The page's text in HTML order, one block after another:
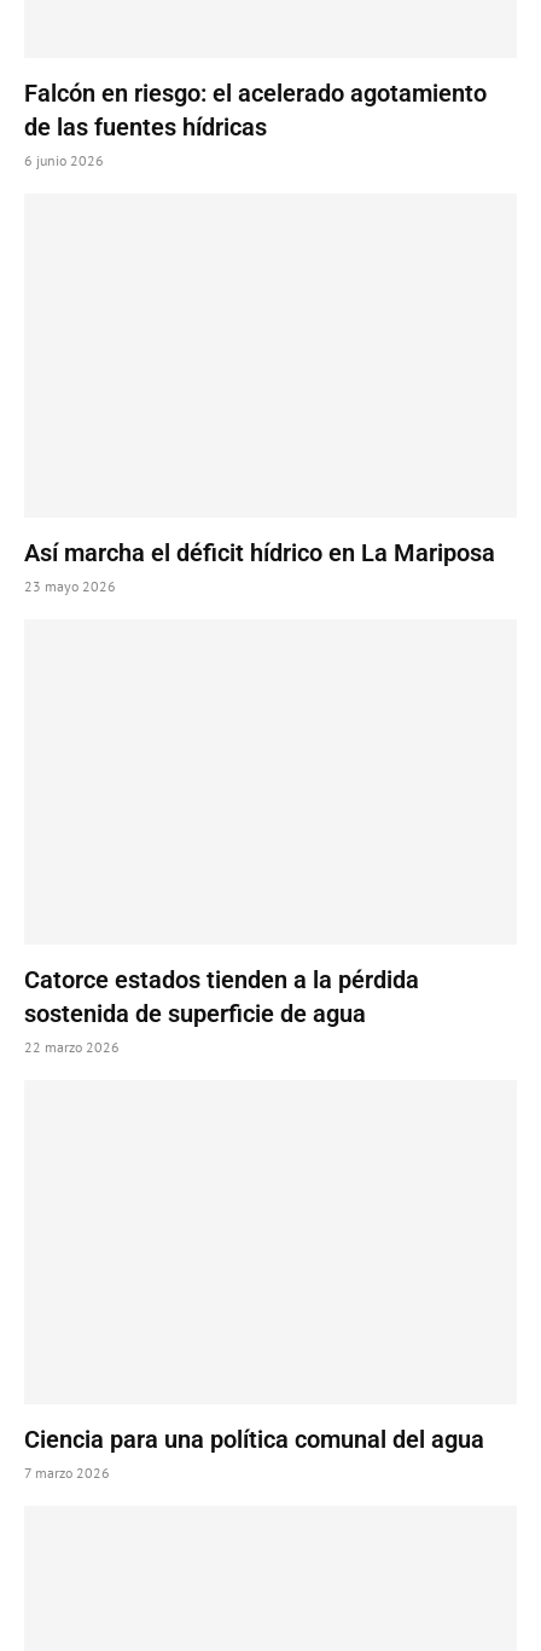
Falcón en riesgo: el acelerado agotamiento
de las fuentes hídricas
6 junio 2026
Así marcha el déficit hídrico en La Mariposa
23 mayo 2026
Catorce estados tienden a la pérdida
sostenida de superficie de agua
22 marzo 2026
Ciencia para una política comunal del agua
7 marzo 2026